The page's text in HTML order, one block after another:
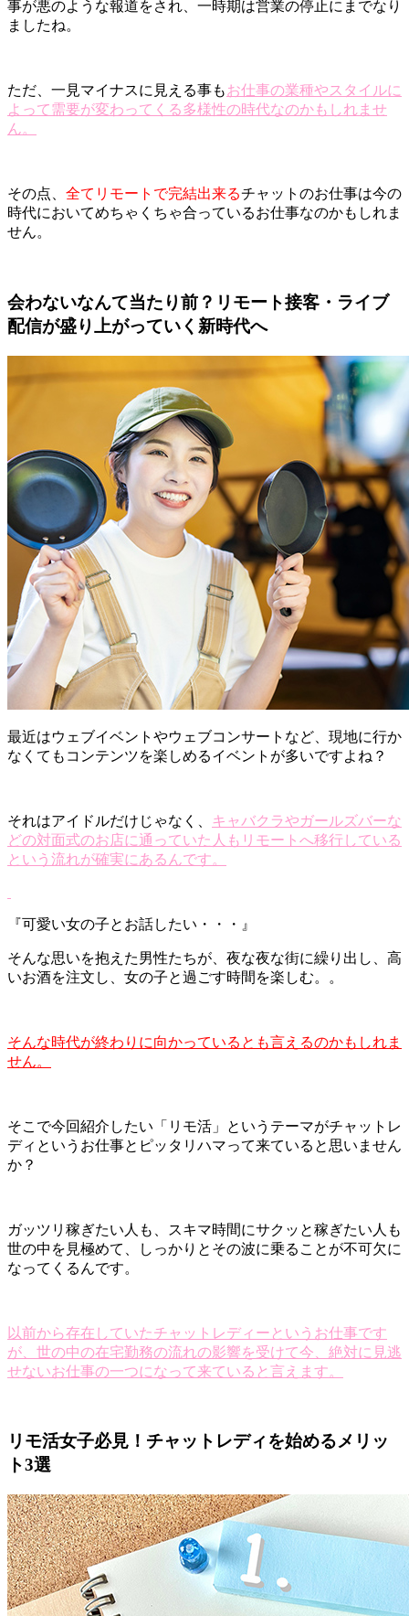
事が悪のような報道をされ、一時期は営業の停止にまでなり
ましたね。
ただ、一見マイナスに見える事も お仕事の業種やスタイルに
よって需要が変わってくる多様性の時代なのかもしれませ
ん。
その点、 全てリモートで完結出来るチャットのお仕事は今の
時代においてめちゃくちゃ合っているお仕事なのかもしれま
せん。
会わないなんて当たり前？リモート接客・ライブ
配信が盛り上がっていく新時代へ
最近はウェブイベントやウェブコンサートなど、現地に行か
なくてもコンテンツを楽しめるイベントが多いですよね？
それはアイドルだけじゃなく、 キャバクラやガールズバーな
どの対面式のお店に通っていた人もリモートへ移行している
という流れが確実にあるんです。
『可愛い女の子とお話したい・・・』
そんな思いを抱えた男性たちが、夜な夜な街に繰り出し、高
いお酒を注文し、女の子と過ごす時間を楽しむ。。
そんな時代が終わりに向かっているとも言えるのかもしれま
せん。
そこで今回紹介したい「リモ活」というテーマがチャットレ
ディというお仕事とピッタリハマって来ていると思いません
か？
ガッツリ稼ぎたい人も、スキマ時間にサクッと稼ぎたい人も
世の中を見極めて、しっかりとその波に乗ることが不可欠に
なってくるんです。
以前から存在していたチャットレディーというお仕事です
が、世の中の在宅勤務の流れの影響を受けて今、絶対に見逃
せないお仕事の一つになって来ていると言えます。
リモ活女子必見！チャットレディを始めるメリッ
ト3選